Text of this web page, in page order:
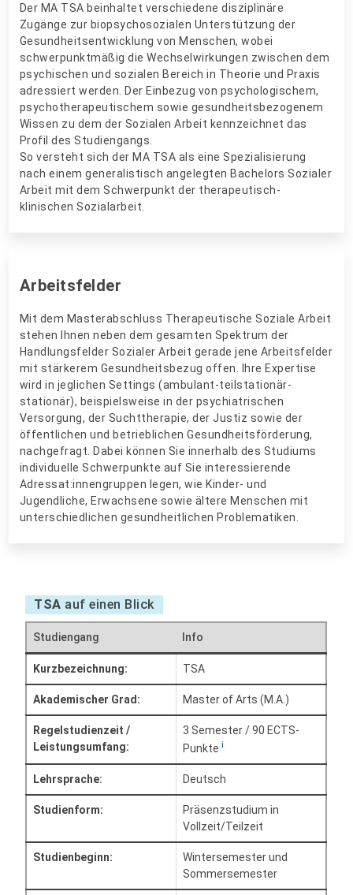
Der MA TSA beinhaltet verschiedene disziplinäre
Zugänge zur biopsychosozialen Unterstützung der
Gesundheitsentwicklung von Menschen, wobei
schwerpunktmäßig die Wechselwirkungen zwischen dem
psychischen und sozialen Bereich in Theorie und Praxis
adressiert werden. Der Einbezug von psychologischem,
psychotherapeutischem sowie gesundheitsbezogenem
Wissen zu dem der Sozialen Arbeit kennzeichnet das
Profil des Studiengangs.
So versteht sich der MA TSA als eine Spezialisierung
nach einem generalistisch angelegten Bachelors Sozialer
Arbeit mit dem Schwerpunkt der therapeutisch-
klinischen Sozialarbeit.
Arbeitsfelder
Mit dem Masterabschluss Therapeutische Soziale Arbeit
stehen Ihnen neben dem gesamten Spektrum der
Handlungsfelder Sozialer Arbeit gerade jene Arbeitsfelder
mit stärkerem Gesundheitsbezug offen. Ihre Expertise
wird in jeglichen Settings (ambulant-teilstationär-
stationär), beispielsweise in der psychiatrischen
Versorgung, der Suchttherapie, der Justiz sowie der
öffentlichen und betrieblichen Gesundheitsförderung,
nachgefragt. Dabei können Sie innerhalb des Studiums
individuelle Schwerpunkte auf Sie interessierende
Adressat:innengruppen legen, wie Kinder- und
Jugendliche, Erwachsene sowie ältere Menschen mit
unterschiedlichen gesundheitlichen Problematiken.
TSA auf einen Blick
Studiengang Info
Kurzbezeichnung: TSA
Akademischer Grad: Master of Arts (M.A.)
Regelstudienzeit /
Leistungsumfang:
3 Semester / 90 ECTS-
Punkte i
Lehrsprache: Deutsch
Studienform:
Präsenzstudium in
Vollzeit/Teilzeit
Studienbeginn:
Wintersemester und
Sommersemester